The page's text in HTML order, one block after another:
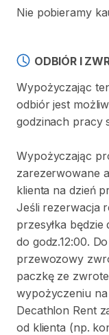
Nie pobieramy
ODBIÓR I
Wypożyczając
odbiór jest
godzinach pracy
Wypożyczając
zarezerwowane
klienta na dzień
Jeśli rezerwacja
przesyłka
do godz.12:00.
przewozowy
paczkę ze
wypożyczeniu
Decathlon Rent
od klienta (np.